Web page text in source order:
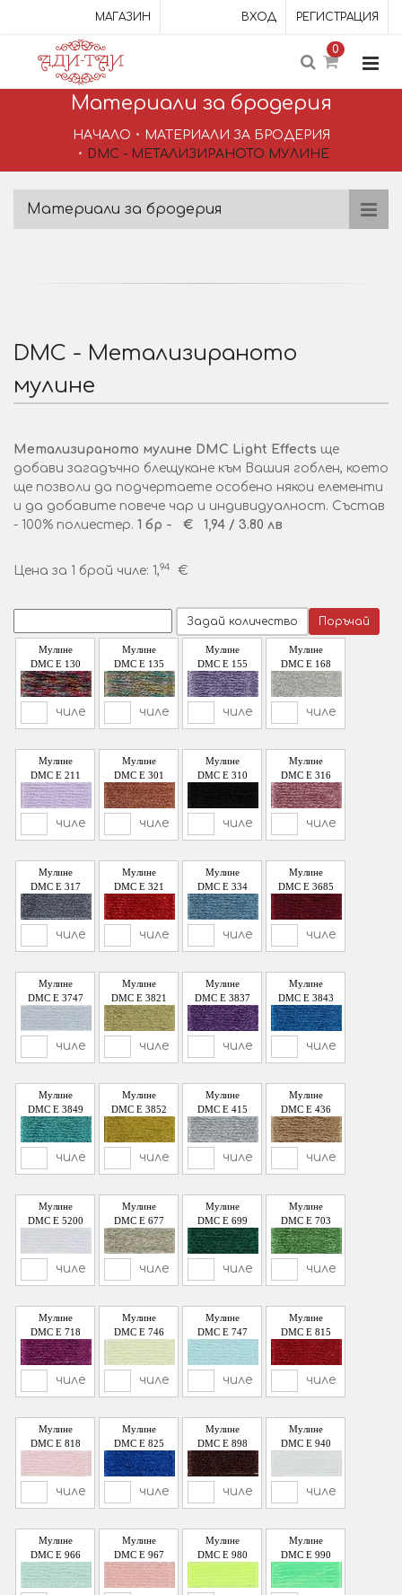
ВХОД РЕГИСТРАЦИЯ
МАГАЗИН
0
Материали за бродерия
НАЧАЛО
МАТЕРИАЛИ ЗА БРОДЕРИЯ
DMC - МЕТАЛИЗИРАНОТО МУЛИНЕ
Материали за бродерия
DMC - Метализираното
мулине
Метализираното мулине DMC Light Effects ще
добави загадъчно блещукане към Вашия гоблен, което
ще позволи да подчертаете особено някои елементи
и да добавите повече чар и индивидуалност. Състав
- 100% полиестер. 1 бр - € 1,94 / 3.80 лв
Цена за 1 брой чиле: 1,94 €
Поръчай
Мулине
DMC E 130
чиле
Мулине
DMC E 135
чиле
Мулине
DMC E 155
чиле
Мулине
DMC E 168
чиле
Мулине
DMC E 211
чиле
Мулине
DMC E 301
чиле
Мулине
DMC E 310
чиле
Мулине
DMC E 316
чиле
Мулине
DMC E 317
чиле
Мулине
DMC E 321
чиле
Мулине
DMC E 334
чиле
Мулине
DMC E 3685
чиле
Мулине
DMC E 3747
чиле
Мулине
DMC E 3821
чиле
Мулине
DMC E 3837
чиле
Мулине
DMC E 3843
чиле
Мулине
DMC E 3849
чиле
Мулине
DMC E 3852
чиле
Мулине
DMC E 415
чиле
Мулине
DMC E 436
чиле
Мулине
DMC E 5200
чиле
Мулине
DMC E 677
чиле
Мулине
DMC E 699
чиле
Мулине
DMC E 703
чиле
Мулине
DMC E 718
чиле
Мулине
DMC E 746
чиле
Мулине
DMC E 747
чиле
Мулине
DMC E 815
чиле
Мулине
DMC E 818
чиле
Мулине
DMC E 825
чиле
Мулине
DMC E 898
чиле
Мулине
DMC E 940
чиле
Мулине
DMC E 966
Мулине
DMC E 967
Мулине
DMC E 980
Мулине
DMC E 990